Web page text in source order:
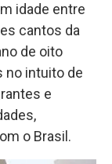
idade entre
cantos da
de oito
no intuito de
e
o Brasil.